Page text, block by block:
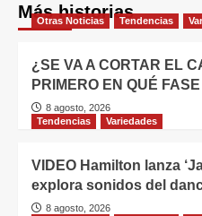
Más historias
Otras Noticias Tendencias
¿SE VA A CORTAR EL
PRIMERO EN QUÉ
8 agosto, 2026
Tendencias
Variedades
VIDEO Hamilton lanza
explora sonidos del
8 agosto, 2026